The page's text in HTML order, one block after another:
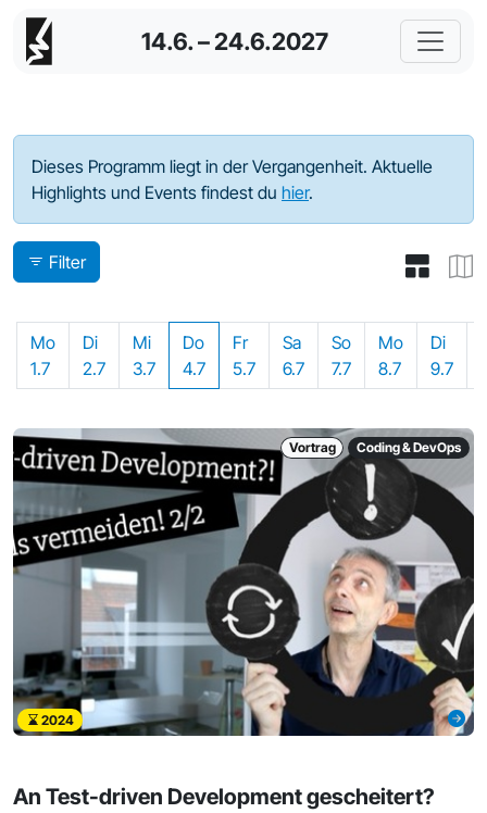
14.6. – 24.6.2027
Programm - 2024
Dieses Programm liegt in der Vergangenheit. Aktuelle
Highlights und Events findest du hier.
Filter
Mo
1.7
Di
2.7
Mi
3.7
Do
4.7
Fr
5.7
Sa
6.7
So
7.7
Mo
8.7
Di
9.7
Vortrag Coding & DevOps
2024
An Test-driven Development gescheitert?